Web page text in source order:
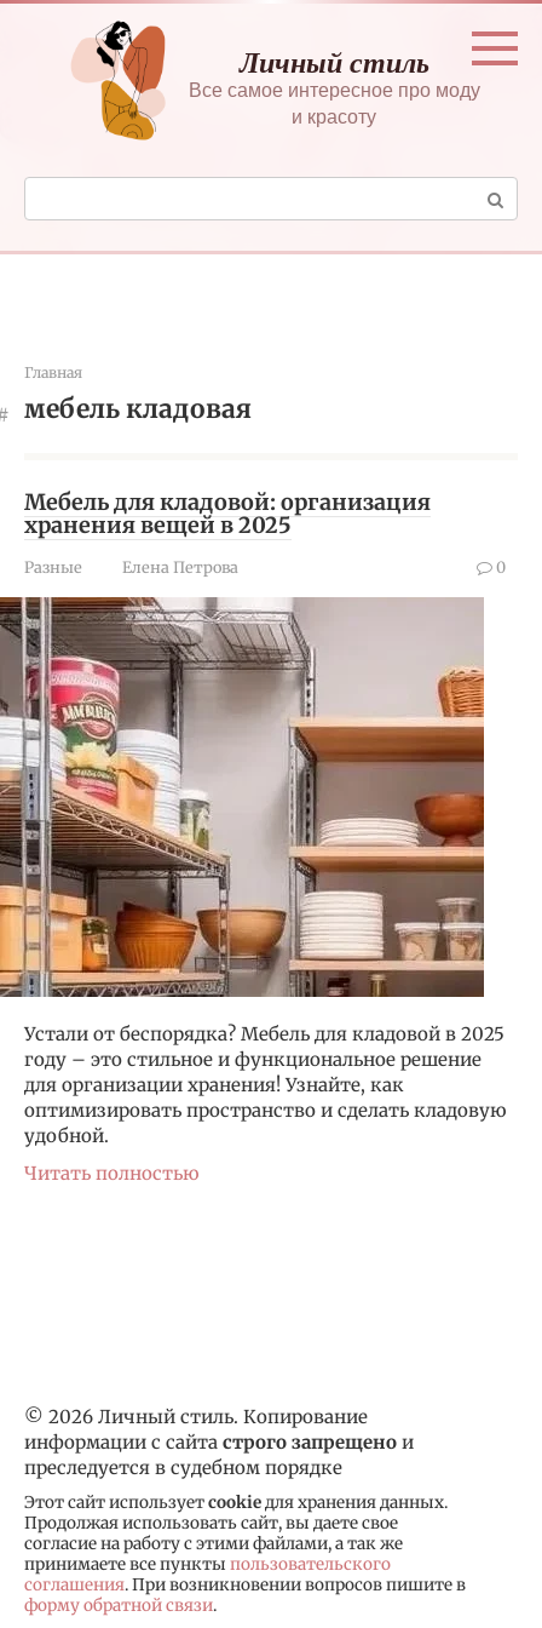
Перейти
контенту
Личный стиль
Все самое интересное про моду
и красоту
Поиск:
Главная
мебель кладовая
Мебель для кладовой: организация
хранения вещей в 2025
Разные Елена Петрова 0
Устали от беспорядка? Мебель для кладовой в 2025
году – это стильное и функциональное решение
для организации хранения! Узнайте, как
оптимизировать пространство и сделать кладовую
удобной.
Читать полностью
© 2026 Личный стиль. Копирование
информации с сайта строго запрещено и
преследуется в судебном порядке
Этот сайт используетcookieдля хранения данных.
Продолжая использовать сайт, вы даете свое
согласие на работу с этими файлами, а так же
принимаете все пункты пользовательского
соглашения. При возникновении вопросов пишите в
форму обратной связи.